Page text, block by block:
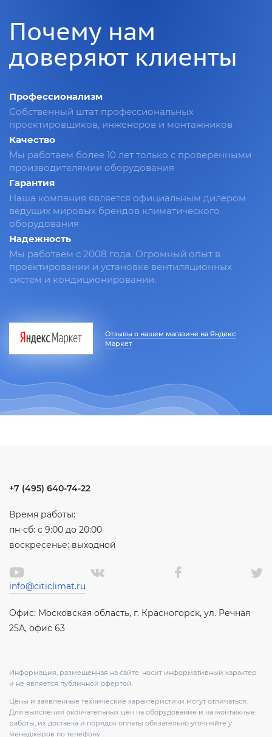
Почему нам
доверяют клиенты
Профессионализм
Собственный штат профессиональных
проектировщиков, инженеров и монтажников
Качество
Мы работаем более 10 лет только с проверенными
производителямии оборудования
Гарантия
Наша компания является официальным дилером
ведущих мировых брендов климатического
оборудования
Надежность
Мы работаем с 2008 года. Огромный опыт в
проектировании и установке вентиляционных
систем и кондиционировании.
Отзывы о нашем магазине на Яндекс
Маркет
+7 (495) 640-74-22
Время работы:
пн-сб: с 9:00 до 20:00
воскресенье: выходной
info@citiclimat.ru
Офис: Московская область, г. Красногорск, ул. Речная
25А, офис 63
Информация, размещенная на сайте, носит информативный характер
и не является публичной офертой.
Цены и заявленные технические характеристики могут отличаться.
Для выяснения окончательных цен на оборудование и на монтажные
работы, их доставка и порядок оплаты обязательно уточняйте у
менеджеров по телефону.